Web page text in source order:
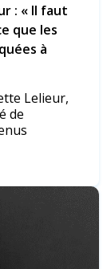
: « Il faut
que les
à
Lelieur,
de